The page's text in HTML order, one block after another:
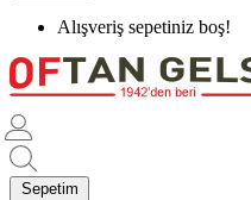
Alışveriş sepetiniz boş!
Sepetim